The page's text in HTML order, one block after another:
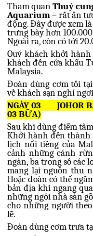
Tham quanThuỷ
Aquarium– rất ấn
động. Đây được xem
trưng bày hơn
Ngoài ra, còn có tới
Quý khách khởi hành
khách đến cửa khẩu
Malaysia.
Đoàn dùng cơm tối
về khách sạn nghỉ
NGÀY 03
JOHOR
03 BỮA)
Sau khi dùng điểm
Khởi hành đến thành
lịch nổi tiếng của
cảnh những cánh
ngàn, ba trong số các
mang lại nguồn thu
Hoặc đoàn có thể
bản địa khi ngang
những ngôi nhà sàn
cho những người
lễ.
Đoàn dùng cơm trưa